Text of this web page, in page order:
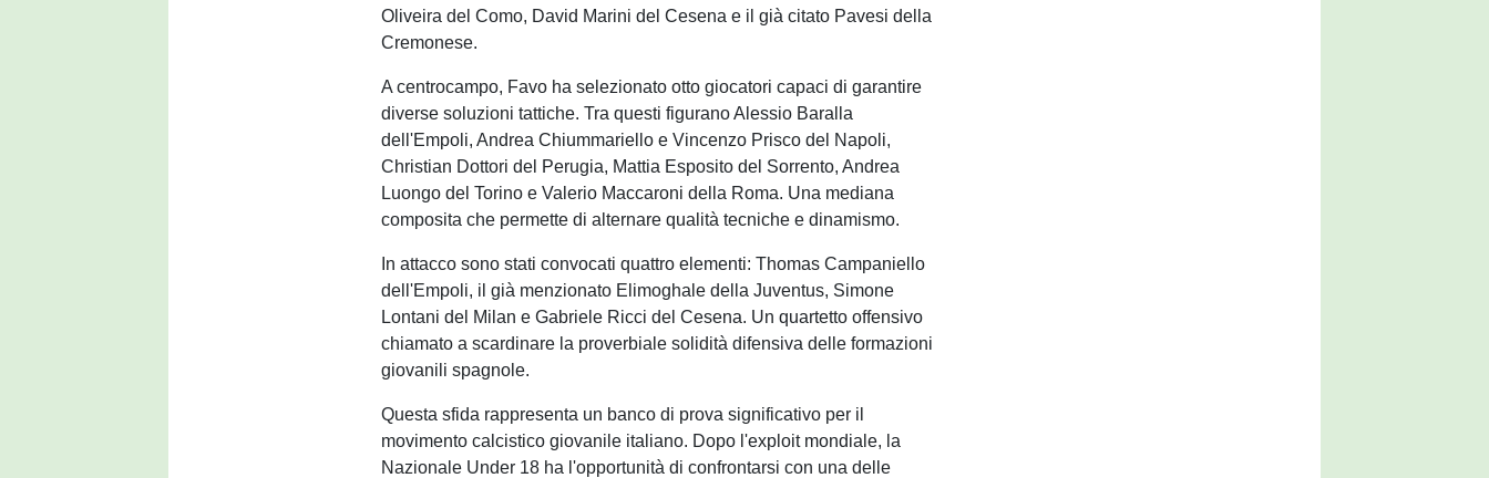
Oliveira del Como, David Marini del Cesena e il già citato Pavesi della
Cremonese.
A centrocampo, Favo ha selezionato otto giocatori capaci di garantire
diverse soluzioni tattiche. Tra questi figurano Alessio Baralla
dell'Empoli, Andrea Chiummariello e Vincenzo Prisco del Napoli,
Christian Dottori del Perugia, Mattia Esposito del Sorrento, Andrea
Luongo del Torino e Valerio Maccaroni della Roma. Una mediana
composita che permette di alternare qualità tecniche e dinamismo.
In attacco sono stati convocati quattro elementi: Thomas Campaniello
dell'Empoli, il già menzionato Elimoghale della Juventus, Simone
Lontani del Milan e Gabriele Ricci del Cesena. Un quartetto offensivo
chiamato a scardinare la proverbiale solidità difensiva delle formazioni
giovanili spagnole.
Questa sfida rappresenta un banco di prova significativo per il
movimento calcistico giovanile italiano. Dopo l'exploit mondiale, la
Nazionale Under 18 ha l'opportunità di confrontarsi con una delle